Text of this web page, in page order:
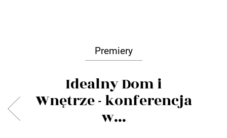
Premiery
Idealny Dom i
Wnętrze - konferencja
w...